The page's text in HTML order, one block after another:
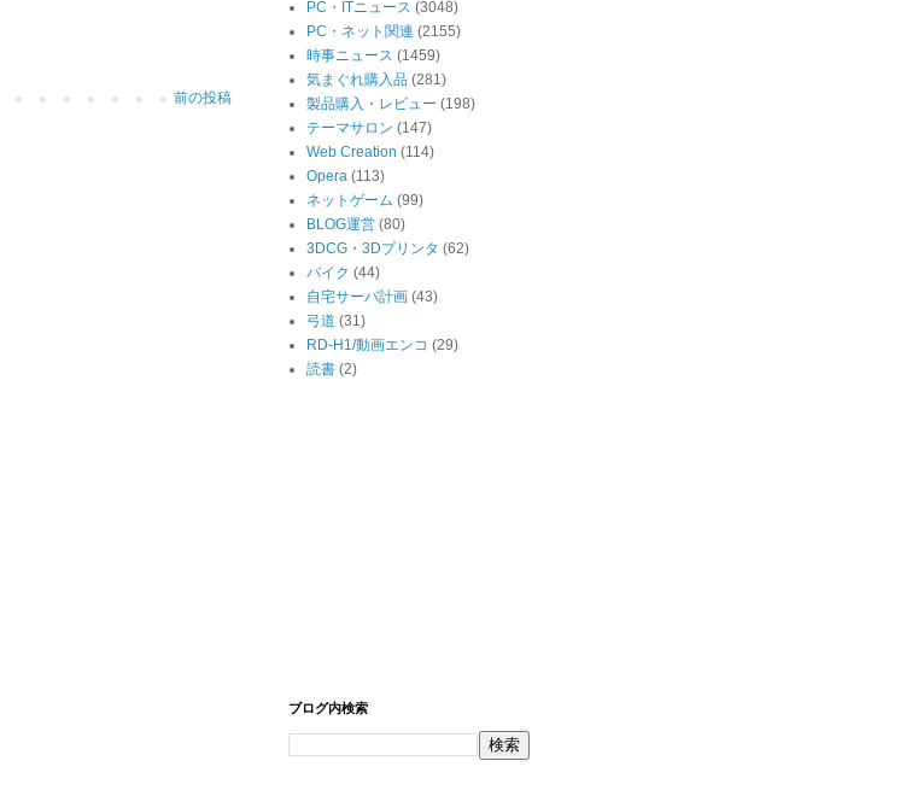
前の投稿
PC・ITニュース (3048)
PC・ネット関連 (2155)
時事ニュース (1459)
気まぐれ購入品 (281)
製品購入・レビュー (198)
テーマサロン (147)
Web Creation (114)
Opera (113)
ネットゲーム (99)
BLOG運営 (80)
3DCG・3Dプリンタ (62)
バイク (44)
自宅サーバ計画 (43)
弓道 (31)
RD-H1/動画エンコ (29)
読書 (2)
ブログ内検索